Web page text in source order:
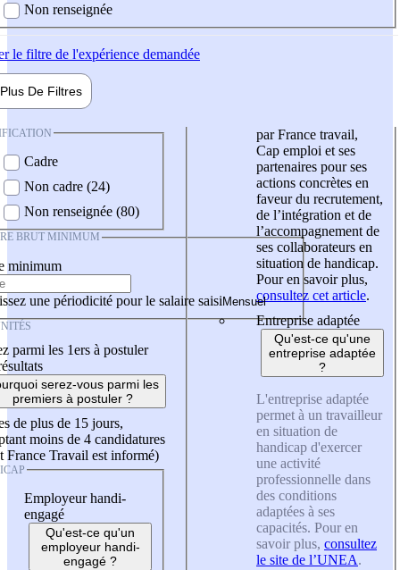
Non renseignée
le filtre de l'expérience demandée
Plus De Filtres
Cadre
Non cadre (24)
Non renseignée (80)
BRUT MINIMUM
minimum
une périodicité pour le salaire saisi
parmi les 1ers à postuler
serez-vous parmi les
premiers à postuler ?
de plus de 15 jours,
moins de 4 candidatures
France Travail est informé)
Employeur handi-
engagé
Qu'est-ce qu'un
employeur handi-
engagé ?
par France travail,
Cap emploi et ses
partenaires pour ses
actions concrètes en
faveur du recrutement,
de l’intégration et de
l’accompagnement de
ses collaborateurs en
situation de handicap.
Pour en savoir plus,
consultez cet article.
Entreprise adaptée
Qu'est-ce qu'une
entreprise adaptée
?
L'entreprise adaptée
permet à un travailleur
en situation de
handicap d'exercer
une activité
professionnelle dans
des conditions
adaptées à ses
capacités. Pour en
savoir plus, consultez
le site de l’UNEA.